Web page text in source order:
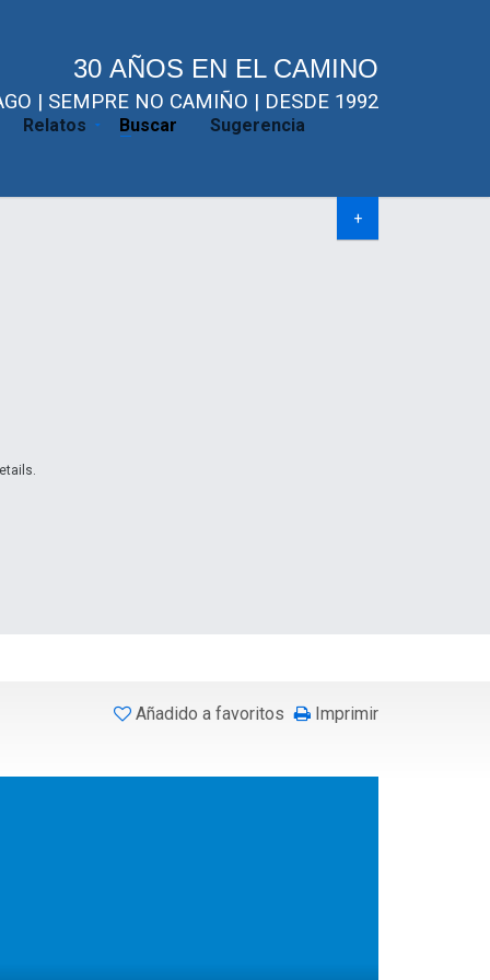
30 AÑOS EN EL CAMINO
| SEMPRE NO CAMIÑO | DESDE 1992
Relatos Buscar Sugerencia
+
Añadido a favoritos Imprimir